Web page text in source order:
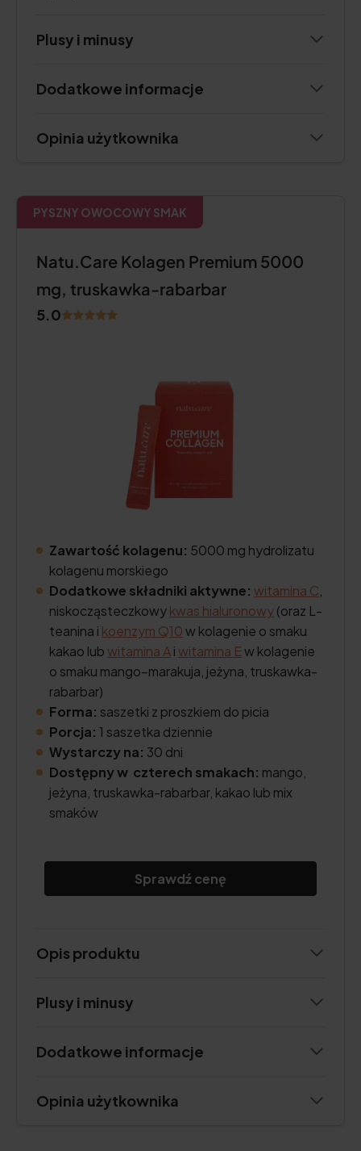
Plusy i minusy
Dodatkowe informacje
Opinia użytkownika
PYSZNY OWOCOWY SMAK
Natu.Care Kolagen Premium 5000
mg, truskawka-rabarbar
5.0
Zawartość kolagenu: 5000 mg hydrolizatu
kolagenu morskiego
Dodatkowe składniki aktywne: witamina C
niskocząsteczkowykwas hialuronowy(oraz L-
teanina i koenzym Q10w kolagenie o smaku
kakao lubwitamina Aiwitamina Ew kolagenie
o smaku mango–marakuja, jeżyna, truskawka-
rabarbar)
Forma: saszetki z proszkiem do picia
Porcja: 1 saszetka dziennie
Wystarczy na: 30 dni
Dostępny w czterech smakach: mango,
jeżyna, truskawka-rabarbar, kakao lub mix
smaków
Sprawdź cenę
Opis produktu
Plusy i minusy
Dodatkowe informacje
Opinia użytkownika